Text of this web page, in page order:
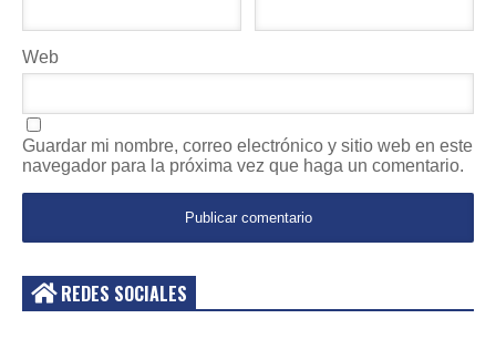
Web
Guardar mi nombre, correo electrónico y sitio web en este
navegador para la próxima vez que haga un comentario.
REDES SOCIALES